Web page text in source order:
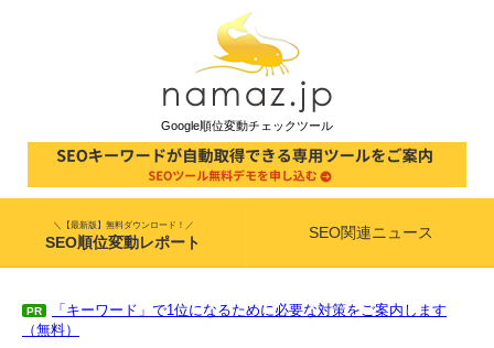
Google順位変動チェックツール
＼【最新版】無料ダウンロード！／
SEO順位変動レポート
SEO関連ニュース
PR
「キーワード」で1位になるために必要な対策をご案内します
（無料）